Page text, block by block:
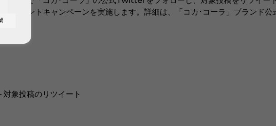
レゼントキャンペーンを実施します。詳細は、「コカ･コーラ」ブランド公
象投稿のリツイート